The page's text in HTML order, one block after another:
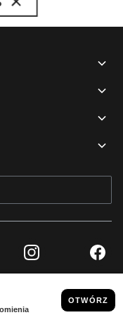
Instagram
PRAWA ZASTRZEŻONE
FIRMOWY I DANE PRAWNE